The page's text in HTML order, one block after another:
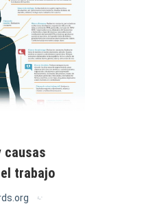
causas
trabajo